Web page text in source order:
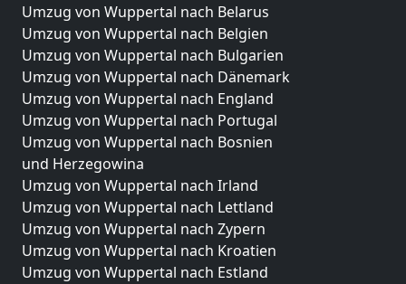
Umzug von Wuppertal nach Belarus
Umzug von Wuppertal nach Belgien
Umzug von Wuppertal nach Bulgarien
Umzug von Wuppertal nach Dänemark
Umzug von Wuppertal nach England
Umzug von Wuppertal nach Portugal
Umzug von Wuppertal nach Bosnien
und Herzegowina
Umzug von Wuppertal nach Irland
Umzug von Wuppertal nach Lettland
Umzug von Wuppertal nach Zypern
Umzug von Wuppertal nach Kroatien
Umzug von Wuppertal nach Estland